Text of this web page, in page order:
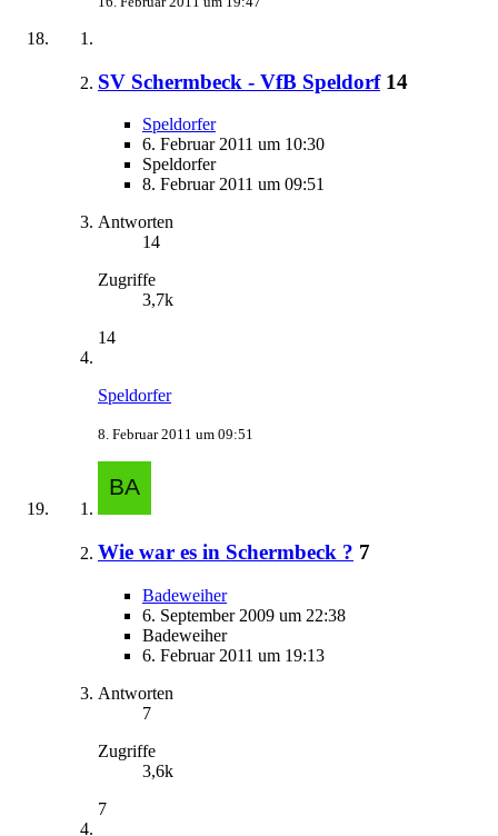
SV Schermbeck - VfB Speldorf 14
Speldorfer
6. Februar 2011 um 10:30
Speldorfer
8. Februar 2011 um 09:51
Antworten
14
Zugriffe
3,7k
14
Speldorfer
8. Februar 2011 um 09:51
Wie war es in Schermbeck ? 7
Badeweiher
6. September 2009 um 22:38
Badeweiher
6. Februar 2011 um 19:13
Antworten
7
Zugriffe
3,6k
7